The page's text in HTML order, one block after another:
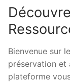
Bienvenue sur
préservation et
plateforme